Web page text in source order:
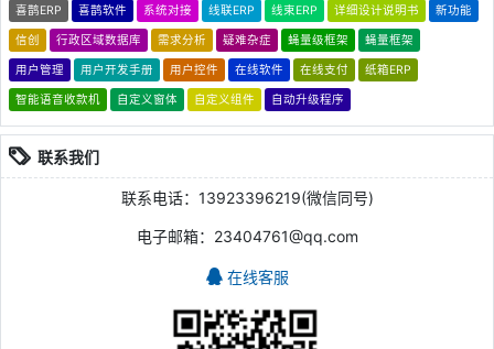
喜鹊ERP 喜鹊软件 系统对接 线联ERP 线束ERP 详细设计说明书 新功能
信创 行政区域数据库 需求分析 疑难杂症 蝇量级框架 蝇量框架
用户管理 用户开发手册 用户控件 在线软件 在线支付 纸箱ERP
智能语音收款机 自定义窗体 自定义组件 自动升级程序
联系我们
联系电话：13923396219(微信同号)
电子邮箱：23404761@qq.com
在线客服